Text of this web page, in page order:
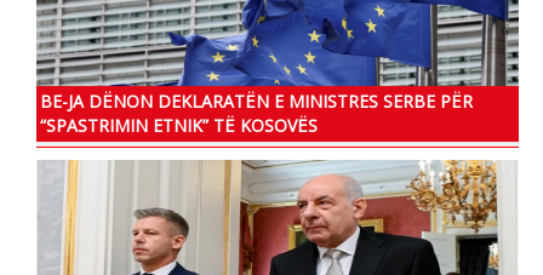
BE-JA DËNON DEKLARATËN E MINISTRES SERBE PËR
“SPASTRIMIN ETNIK” TË KOSOVËS